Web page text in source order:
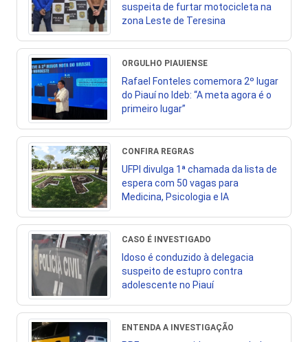
suspeita de furtar motocicleta na
zona Leste de Teresina
ORGULHO PIAUIENSE
Rafael Fonteles comemora 2º lugar
do Piauí no Ideb: “A meta agora é o
primeiro lugar”
CONFIRA REGRAS
UFPI divulga 1ª chamada da lista de
espera com 50 vagas para
Medicina, Psicologia e IA
CASO É INVESTIGADO
Idoso é conduzido à delegacia
suspeito de estupro contra
adolescente no Piauí
ENTENDA A INVESTIGAÇÃO